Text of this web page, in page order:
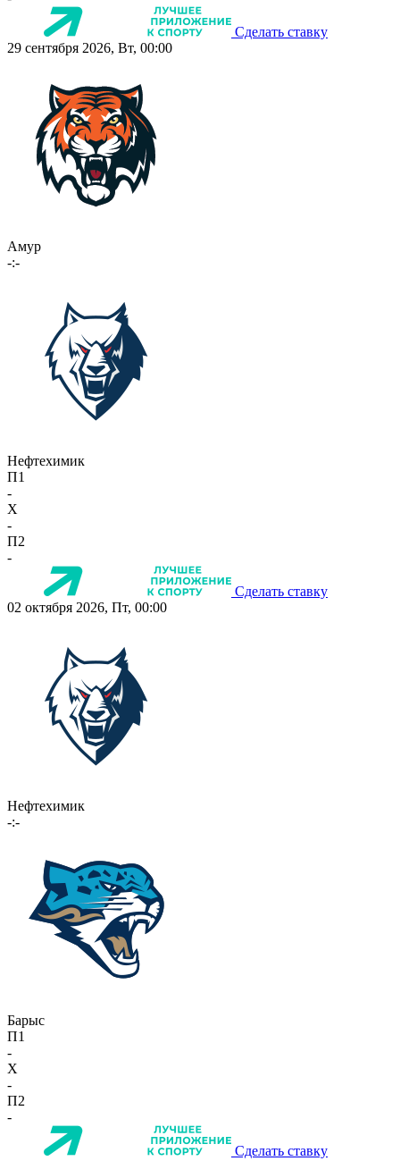
Сделать ставку
29 сентября 2026, Вт, 00:00
Амур
-:-
Нефтехимик
П1
-
X
-
П2
-
Сделать ставку
02 октября 2026, Пт, 00:00
Нефтехимик
-:-
Барыс
П1
-
X
-
П2
-
Сделать ставку